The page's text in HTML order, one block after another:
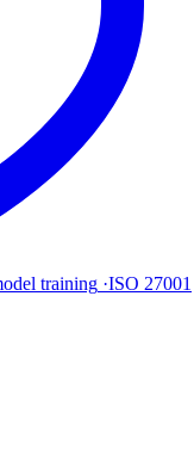
training ·ISO 27001